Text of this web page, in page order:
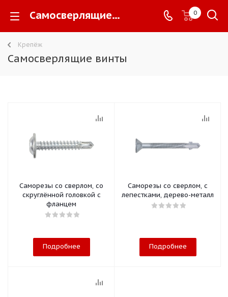
Самосверлящие винты - 0
Крепёж
Самосверлящие винты
Саморезы со сверлом, со
скруглённой головкой с
фланцем
Подробнее
Саморезы со сверлом, с
лепестками, дерево-металл
Подробнее